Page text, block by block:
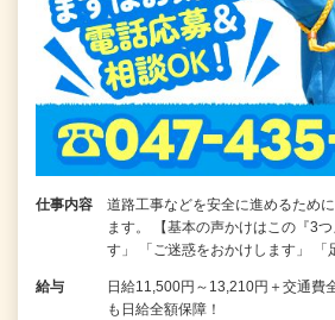
仕事内容
道路工事などを安全に進めるため
ます。 【基本の声かけはこの『3
す」 「ご迷惑をおかけします」
給与
日給11,500円～13,210円＋交通
も日給全額保障！